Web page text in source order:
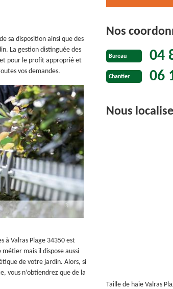
sa disposition ainsi que des
La gestion distinguée des
pour le profit approprié et
vos demandes.
à Valras Plage 34350 est
mais il dispose aussi
de votre jardin. Alors, si
vous n’obtiendrez que de la
Nos
Bureau 04
Chantier 06
Nous
Taille de haie Valras